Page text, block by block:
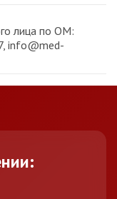
лица по ОМ:
info@med-